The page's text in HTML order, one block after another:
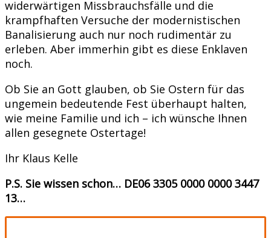
widerwärtigen Missbrauchsfälle und die
krampfhaften Versuche der modernistischen
Banalisierung auch nur noch rudimentär zu
erleben. Aber immerhin gibt es diese Enklaven
noch.
Ob Sie an Gott glauben, ob Sie Ostern für das
ungemein bedeutende Fest überhaupt halten,
wie meine Familie und ich – ich wünsche Ihnen
allen gesegnete Ostertage!
Ihr Klaus Kelle
P.S. Sie wissen schon… DE06 3305 0000 0000 3447
13…